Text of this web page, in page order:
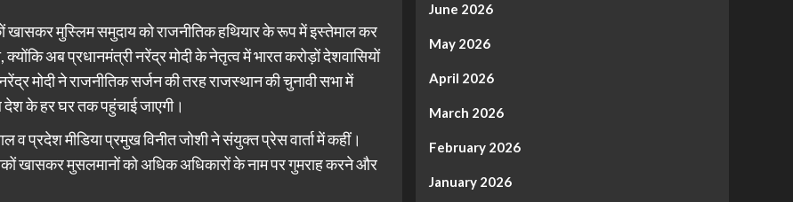
मुस्लिम समुदाय को राजनीतिक हथियार के रूप में इस्तेमाल कर
अब प्रधानमंत्री नरेंद्र मोदी के नेतृत्व में भारत करोड़ों देशवासियों
मोदी ने राजनीतिक सर्जन की तरह राजस्थान की चुनावी सभा में
देश के हर घर तक पहुंचाई जाएगी।
व प्रदेश मीडिया प्रमुख विनीत जोशी ने संयुक्त प्रेस वार्ता में कहीं।
खासकर मुसलमानों को अधिक अधिकारों के नाम पर गुमराह करने और
June 2026
May 2026
April 2026
March 2026
February 2026
January 2026